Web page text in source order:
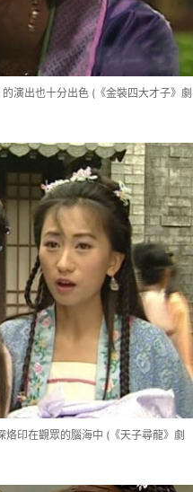
演出也十分出色 (《金裝四大才子》劇
印在觀眾的腦海中 (《天子尋龍》劇